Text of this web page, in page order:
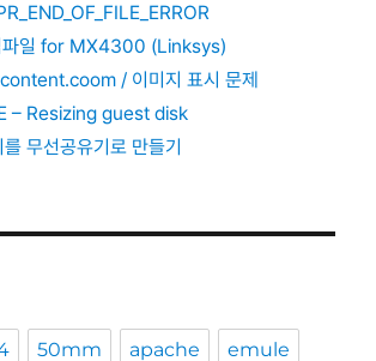
일 for MX4300 (Linksys)
/ 이미지 표시 문제
– Resizing guest disk
무선공유기로 만들기
50mm apache emule